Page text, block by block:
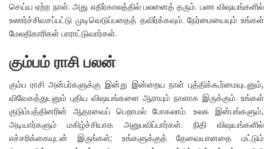
செய்ய ஏற்ற நாள். அது எதிர்காலத்தில் பலனைத் தரும். பண விஷயங்களில்
உணர்ச்சிவசப்பட்டு முடிவெடுப்பதைத் தவிர்க்கவும். நேர்மையையும் உங்கள்
மேலதிகாரிகள் பாராட்டுவார்கள்.
கும்பம் ராசி பலன்
கும்ப ராசி அன்பர்களுக்கு இன்று இன்றைய நாள் புத்திக்கூர்மையுடனும்,
விவேகத்துடனும் புதிய விஷயங்களை ஆராயும் நாளாக இருக்கும். உங்கள்
குடும்பத்தினரின் ஆதரவைப் பெறாமல் போகலாம். உலக இன்பங்களும்,
அடியார்களும் மகிழ்ச்சியாக அனுபவிப்பார்கள். நிதி விஷயங்களில்
எச்சரிக்கையுடன் இருங்கள்; உங்களுக்குத் தேவையானதை மட்டும்